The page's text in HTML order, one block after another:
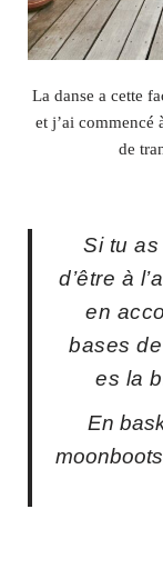
La danse a cette
et j’ai commencé
de
Si tu
d’être à
en
bases
es la
En